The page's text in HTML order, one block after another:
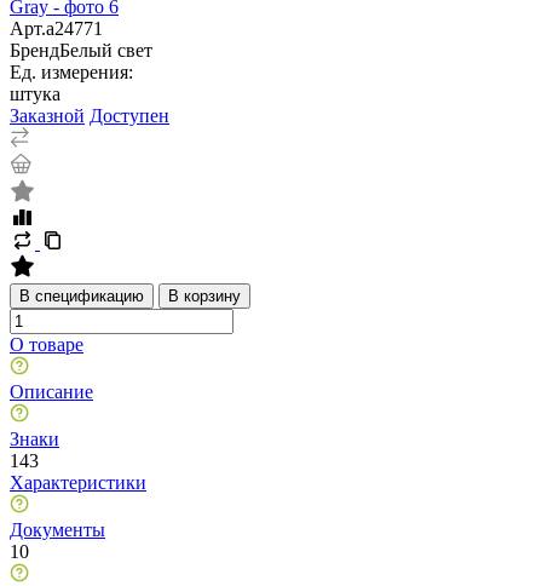
Арт.a24771
БрендБелый свет
Ед. измерения:
штука
Заказной Доступен
В спецификацию В корзину
О товаре
Описание
Знаки
143
Характеристики
Документы
10